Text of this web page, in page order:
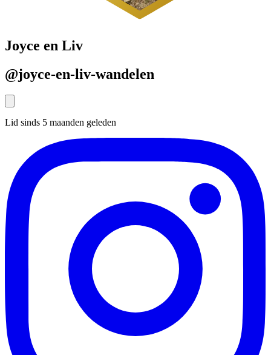
Joyce en Liv
@joyce-en-liv-wandelen
Lid sinds 5 maanden geleden